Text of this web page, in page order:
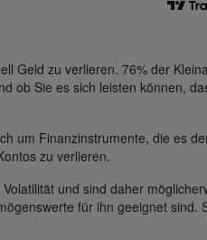
Geld zu verlieren. 76% der
ob Sie es sich leisten können,
um Finanzinstrumente, die es
zu verlieren.
und sind daher
für ihn geeignet sind.